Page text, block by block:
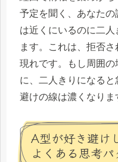
予定を聞く、あなた
は近くにいるのに二
ます。これは、拒否
現れです。もし周囲
に、二人きりになる
避けの線は濃くなりま
A型が好き避け
よくある思考パ